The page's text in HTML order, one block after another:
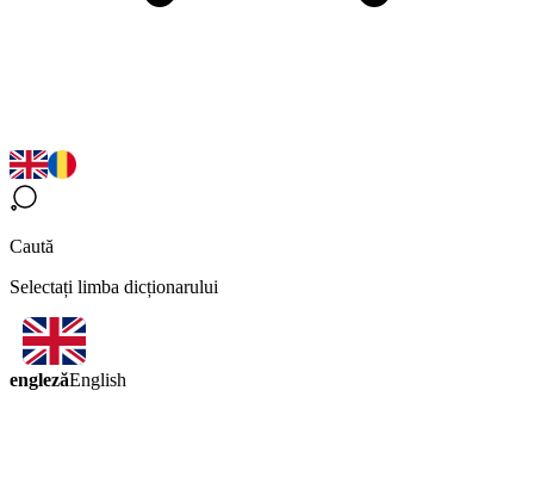
Caută
Selectați limba dicționarului
englezăEnglish